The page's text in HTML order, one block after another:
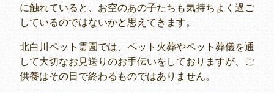
に触れていると、お空のあの子たちも気持ちよく過ご
しているのではないかと思えてきます。
北白川ペット霊園では、ペット火葬やペット葬儀を通
して大切なお見送りのお手伝いをしておりますが、ご
供養はその日で終わるものではありません。